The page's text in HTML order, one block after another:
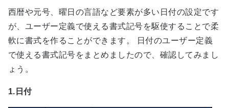
西暦や元号、曜日の言語など要素が多い日付の設定です
が、ユーザー定義で使える書式記号を駆使することで柔
軟に書式を作ることができます。 日付のユーザー定義
で使える書式記号をまとめましたので、確認してみまし
ょう。
1.日付